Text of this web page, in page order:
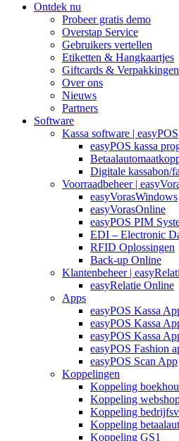
Ontdek nu
Probeer gratis demo
Overstap Service
Gebruikers vertellen
Etiketten & Hangkaartjes
Giftcards & Verpakkingen
Over ons
Nieuws
Partners
Software
Kassa software | easyPOS
easyPOS kassa
Digitale kassabon/
Voorraadbeheer |
easyVorasWindows
easyVorasOnline
easyPOS PIM
EDI – Electronic
RFID Oplossingen
Back-up Online
Klantenbeheer |
easyRelatie Online
Apps
easyPOS Kassa
easyPOS Kassa
easyPOS Kassa
easyPOS Fashion
easyPOS Scan App
Koppelingen
Koppeling
Koppeling
Koppeling
Koppeling
Koppeling GS1